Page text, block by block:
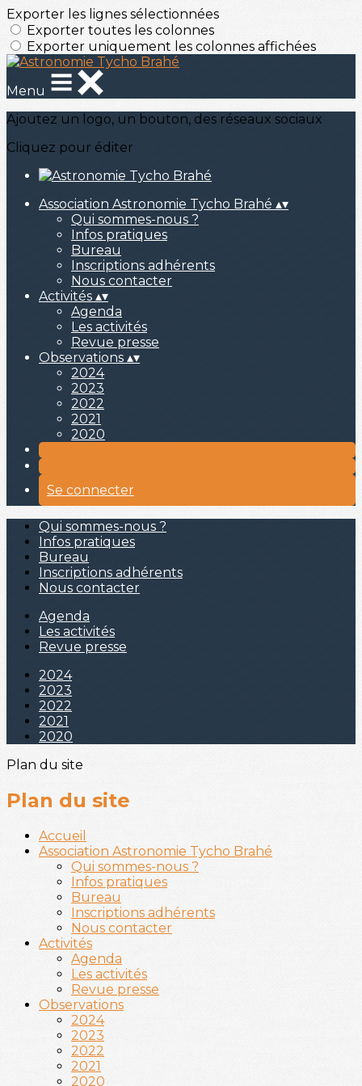
Exporter les lignes sélectionnées
Exporter toutes les colonnes
Exporter uniquement les colonnes affichées
Menu
Ajoutez un logo, un bouton, des réseaux sociaux
Cliquez pour éditer
Association Astronomie Tycho Brahé ▴▾
Qui sommes-nous ?
Infos pratiques
Bureau
Inscriptions adhérents
Nous contacter
Activités ▴▾
Agenda
Les activités
Revue presse
Observations ▴▾
2024
2023
2022
2021
2020
Se connecter
Qui sommes-nous ?
Infos pratiques
Bureau
Inscriptions adhérents
Nous contacter
Agenda
Les activités
Revue presse
2024
2023
2022
2021
2020
Plan du site
Plan du site
Accueil
Association Astronomie Tycho Brahé
Qui sommes-nous ?
Infos pratiques
Bureau
Inscriptions adhérents
Nous contacter
Activités
Agenda
Les activités
Revue presse
Observations
2024
2023
2022
2021
2020